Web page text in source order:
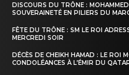
DISCOURS DU TRÔNE :
SOUVERAINETÉ EN PILIERS DU
FÊTE DU TRÔNE : SM LE ROI
MERCREDI SOIR
DÉCÈS DE CHEIKH HAMAD : LE ROI
CONDOLÉANCES À L’ÉMIR DU